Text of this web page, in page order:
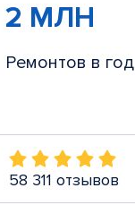
2 МЛН
Ремонтов в год
58 311 отзывов